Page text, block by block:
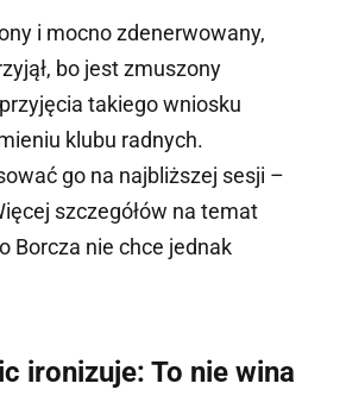
i mocno zdenerwowany,
bo jest zmuszony
takiego wniosku
klubu radnych.
go na najbliższej sesji –
szczegółów na temat
Borcza nie chce jednak
ironizuje: To nie wina